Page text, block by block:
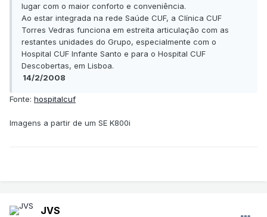
lugar com o maior conforto e conveniência.
Ao estar integrada na rede Saúde CUF, a Clínica CUF
Torres Vedras funciona em estreita articulação com as
restantes unidades do Grupo, especialmente com o
Hospital CUF Infante Santo e para o Hospital CUF
Descobertas, em Lisboa.
14/2/2008
Fonte: hospitalcuf
Imagens a partir de um SE K800i
JVS